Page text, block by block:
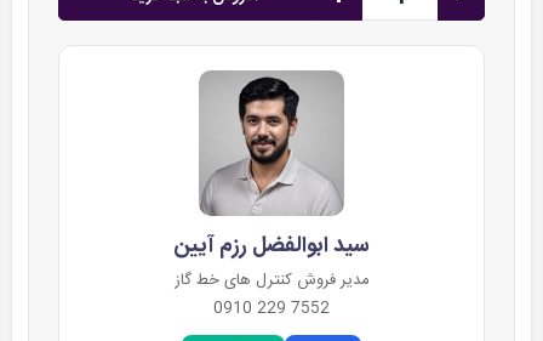
سید ابوالفضل رزم آیین
مدیر فروش کنترل های خط گاز
7552 229 0910